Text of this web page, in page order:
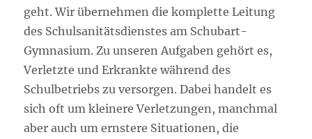
geht. Wir übernehmen die komplette Leitung
des Schulsanitätsdienstes am Schubart-
Gymnasium. Zu unseren Aufgaben gehört es,
Verletzte und Erkrankte während des
Schulbetriebs zu versorgen. Dabei handelt es
sich oft um kleinere Verletzungen, manchmal
aber auch um ernstere Situationen, die